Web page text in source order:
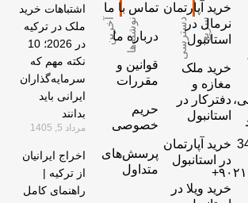
خرید آپارتمان
نرمال در
استانبول
خرید ملک
مغازه و
دفترکار در
استانبول
خرید آپارتمان
در استانبول
خرید ویلا در
د
س
ت
ر
س
ی
س
ر
ی ع
تماس با ما
درباره ما
قوانین و
مقررات
حریم
خصوصی
پرسش‌های
متداول
اشتباهات خرید
ملک در ترکیه
در 2026؛ 10
نکته مهم که
سرمایه‌گذاران
ایرانی باید
بدانند
مرداد 5, 1405
اخراج ایرانیان
از ترکیه |
راهنمای کامل
آ
خ
ر
ی
ن
ن
و
ش
ت
ه
‌ه ا